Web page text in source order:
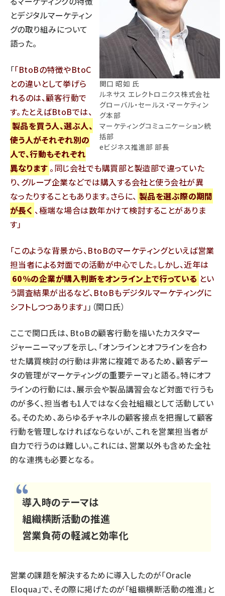
関口 昭如 氏
ルネサス エレクトロニクス株式会社
グローバル・セールス・マーケティン
グ本部
マーケティングコミュニケーション統
括部
eビジネス推進部 部長
とデジタルマーケティン
グの取り組みについて
語った。
「 BtoBの特徴やBtoC
との違いとして挙げら
れるのは、顧客行動で
す。たとえばBtoBでは、
製品を買う人、選ぶ人、
使う人がそれぞれ別の
人で、行動もそれぞれ
異なります 。同じ会社でも購買部と製造部で違っていた
り、グループ企業などでは購入する会社と使う会社が異
なったりすることもあります。さらに、 製品を選ぶ際の期間
が長く 、極端な場合は数年かけて検討することがありま
す
このような背景から、BtoBのマーケティングといえば営業
担当者による対面での活動が中心でした。しかし、近年は
60%の企業が購入判断をオンライン上で行っている とい
う調査結果が出るなど、BtoBもデジタルマーケティングに
シフトしつつあります 」（関口氏）
ここで関口氏は、BtoBの顧客行動を描いたカスタマー
ジャーニーマップを示し、「オンラインとオフラインを合わ
せた購買検討の行動は非常に複雑であるため、顧客デー
タの管理がマーケティングの重要テーマ」と語る。特にオフ
ラインの行動には、展示会や製品講習会など対面で行うも
のが多く、担当者も1人ではなく会社組織として活動してい
る。そのため、あらゆるチャネルの顧客接点を把握して顧客
行動を管理しなければならないが、これを営業担当者が
自力で行うのは難しい。これには、営業以外も含めた全社
的な連携も必要となる。
導入時のテーマは
組織横断活動の推進
営業負荷の軽減と効率化
営業の課題を解決するために導入したのが「Oracle
Eloqua」で、その際に掲げたのが「組織横断活動の推進」と